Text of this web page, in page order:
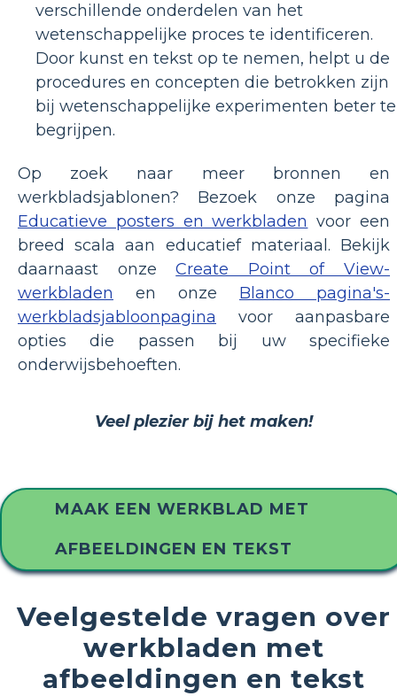
verschillende onderdelen van het
wetenschappelijke proces te identificeren.
Door kunst en tekst op te nemen, helpt u de
procedures en concepten die betrokken zijn
bij wetenschappelijke experimenten beter te
begrijpen.
Op zoek naar meer bronnen en
werkbladsjablonen? Bezoek onze pagina
Educatieve posters en werkbladen voor een
breed scala aan educatief materiaal. Bekijk
daarnaast onzeCreate Point of View-
werkbladen en onze Blanco pagina's-
werkbladsjabloonpagina voor aanpasbare
opties die passen bij uw specifieke
onderwijsbehoeften.
Veel plezier bij het maken!
MAAK EEN WERKBLAD MET
AFBEELDINGEN EN TEKST
Veelgestelde vragen over
werkbladen met
afbeeldingen en tekst